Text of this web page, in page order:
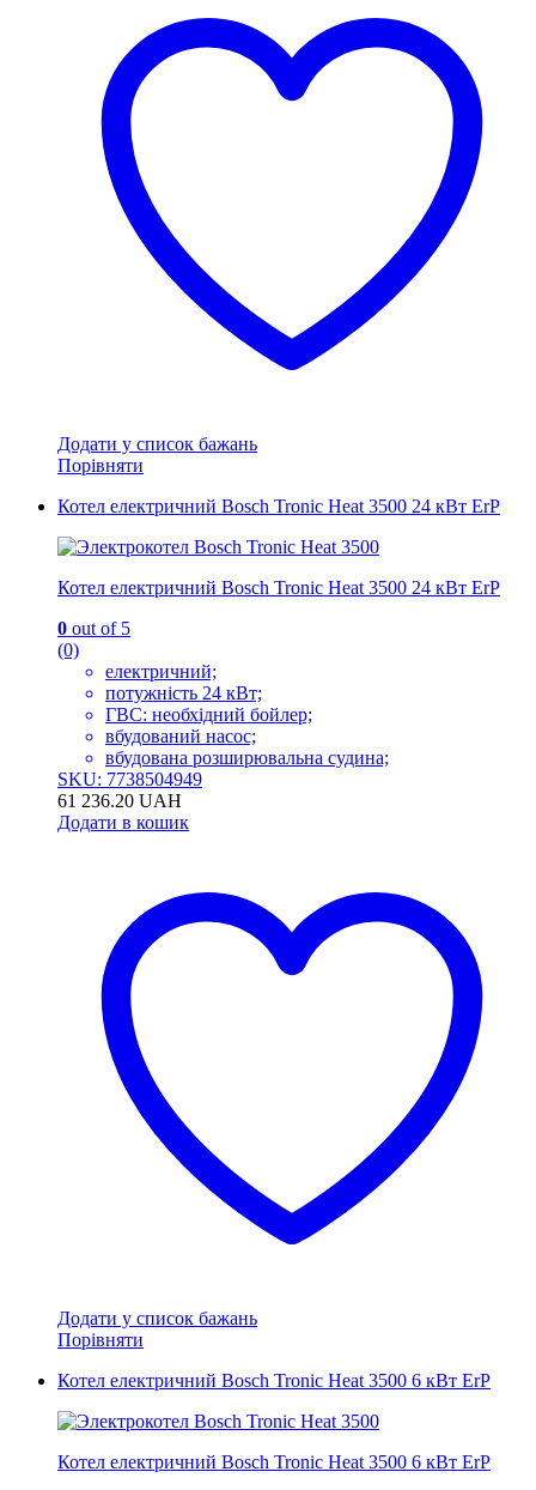
Додати у список бажань
Порівняти
Котел електричний Bosch Tronic Heat 3500 24 кВт ErP
Котел електричний Bosch Tronic Heat 3500 24 кВт ErP
0 out of 5
(0)
електричний;
потужність 24 кВт;
ГВС: необхідний бойлер;
вбудований насос;
вбудована розширювальна судина;
SKU: 7738504949
61 236.20 UAH
Додати в кошик
Додати у список бажань
Порівняти
Котел електричний Bosch Tronic Heat 3500 6 кВт ErP
Котел електричний Bosch Tronic Heat 3500 6 кВт ErP